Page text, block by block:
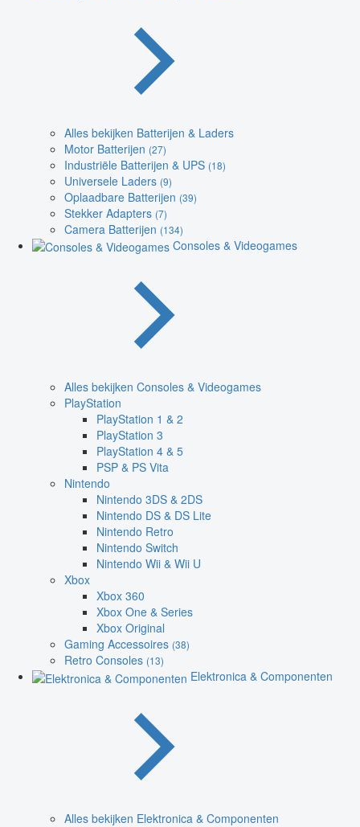
Alles bekijken Batterijen & Laders
Motor Batterijen (27)
Industriële Batterijen & UPS (18)
Universele Laders (9)
Oplaadbare Batterijen (39)
Stekker Adapters (7)
Camera Batterijen (134)
Consoles & Videogames
Alles bekijken Consoles & Videogames
PlayStation
PlayStation 1 & 2
PlayStation 3
PlayStation 4 & 5
PSP & PS Vita
Nintendo
Nintendo 3DS & 2DS
Nintendo DS & DS Lite
Nintendo Retro
Nintendo Switch
Nintendo Wii & Wii U
Xbox
Xbox 360
Xbox One & Series
Xbox Original
Gaming Accessoires (38)
Retro Consoles (13)
Elektronica & Componenten
Alles bekijken Elektronica & Componenten